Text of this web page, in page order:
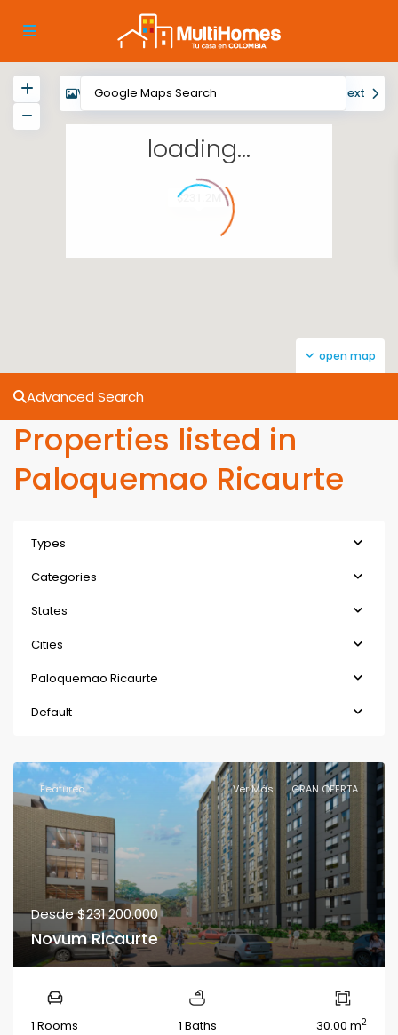
$231.2M
loading...
open map
View My Location Next
Advanced Search
Properties listed in
Paloquemao Ricaurte
Types
Categories
States
Cities
Paloquemao Ricaurte
Default
Featured Ver Más GRAN OFERTA
Desde$231.200.000
Novum Ricaurte
1 Rooms 1 Baths 30.00 m2